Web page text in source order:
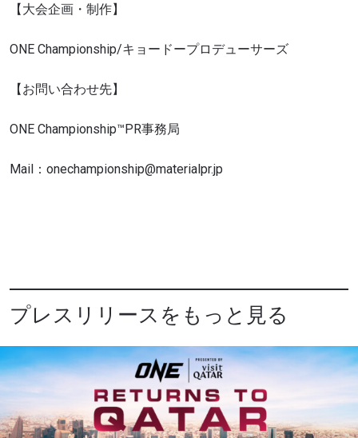
【大会企画・制作】
ONE Championship/キョードープロデューサーズ
【お問い合わせ先】
ONE Championship™PR事務局
Mail： onechampionship@materialpr.jp
プレスリリースをもっと見る